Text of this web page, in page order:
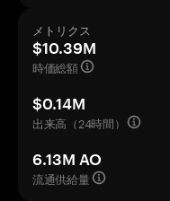
メトリクス
$10.39M
時価総額
$0.14M
出来高（24時間）
6.13M AO
流通供給量